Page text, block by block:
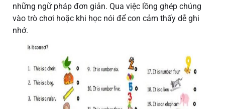
những ngữ pháp đơn giản. Qua việc lồng ghép chúng
vào trò chơi hoặc khi học nói để con cảm thấy dễ ghi
nhớ.